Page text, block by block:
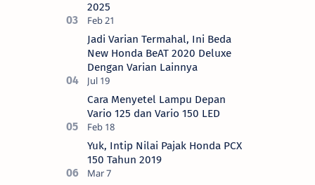
2025
Jadi Varian Termahal, Ini Beda
New Honda BeAT 2020 Deluxe
Dengan Varian Lainnya
Cara Menyetel Lampu Depan
Vario 125 dan Vario 150 LED
Yuk, Intip Nilai Pajak Honda PCX
150 Tahun 2019